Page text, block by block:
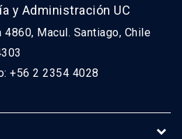
y Administración UC
4860, Macul. Santiago, Chile
+56 2 2354 4028